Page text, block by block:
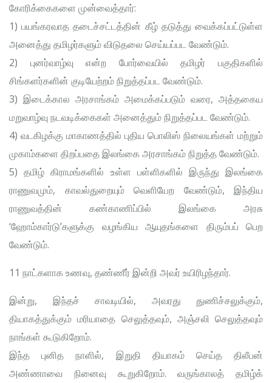
கோரிக்கைகளை முன்வைத்தார்:
1) பயங்கரவாத தடைச்சட்டத்தின் கீழ் தடுத்து வைக்கப்பட்டுள்ள
அனைத்து தமிழர்களும் விடுதலை செய்யப்பட வேண்டும்.
2) புனர்வாழ்வு என்ற போர்வையில் தமிழர் பகுதிகளில்
சிங்களர்களின் குடியேற்றம் நிறுத்தப்பட வேண்டும்.
3) இடைக்கால அரசாங்கம் அமைக்கப்படும் வரை, அத்தகைய
மறுவாழ்வு நடவடிக்கைகள் அனைத்தும் நிறுத்தப்பட வேண்டும்.
4) வடகிழக்கு மாகாணத்தில் புதிய பொலிஸ் நிலையங்கள் மற்றும்
முகாம்களை திறப்பதை இலங்கை அரசாங்கம் நிறுத்த வேண்டும்.
5) தமிழ் கிராமங்களில் உள்ள பள்ளிகளில் இருந்து இலங்கை
ராணுவமும், காவல்துறையும் வெளியேற வேண்டும், இந்திய
ராணுவத்தின் கண்காணிப்பில் இலங்கை அரசு
‘ஹோம்கார்டு’களுக்கு வழங்கிய ஆயுதங்களை திரும்பப் பெற
வேண்டும்.
11 நாட்களாக உணவு, தண்ணீர் இன்றி அவர் உயிரிழந்தார்.
இன்று, இந்தச் சாவடியில், அவரது துணிச்சலுக்கும்,
தியாகத்துக்கும் மரியாதை செலுத்தவும், அஞ்சலி செலுத்தவும்
நாங்கள் கூடுகிறோம்.
இந்த புனித நாளில், இறுதி தியாகம் செய்த திலீபன்
அண்ணாவை நினைவு கூறுகிறோம். வருங்காலத் தமிழ்க்